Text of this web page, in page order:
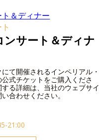
サート＆ディナ
て開催されるインペリアル・
式チケットをご購入くださ
る詳細は、当社のウェブサイ
合わせください。
21:00